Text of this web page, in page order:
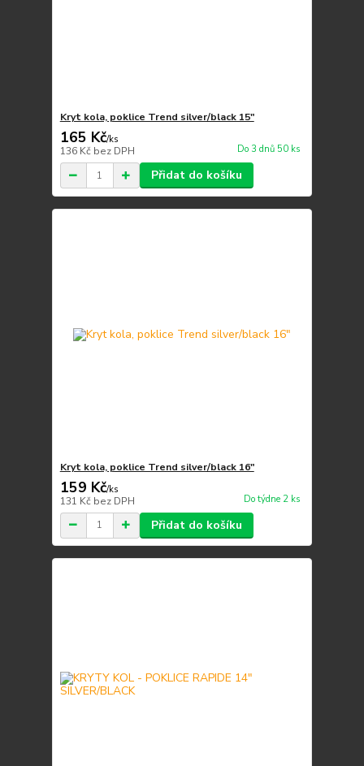
Kryt kola, poklice Trend silver/black 15"
165 Kč/ks
136 Kč bez DPH Do 3 dnů 50 ks
Přidat do košíku
Kryt kola, poklice Trend silver/black 16"
159 Kč/ks
131 Kč bez DPH Do týdne 2 ks
Přidat do košíku